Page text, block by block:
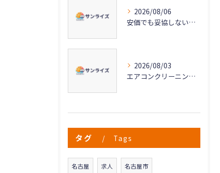
2026/08/06
安価でも妥協しない高品質なエアコンクリーニングの秘密
2026/08/03
エアコンクリーニングで実現する快適な空気環境づくり
タグ Tags
名古屋 求人 名古屋市